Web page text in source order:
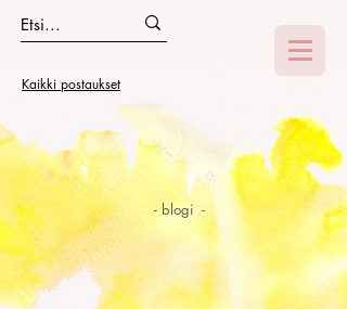
Kaikki postaukset
- blogi -